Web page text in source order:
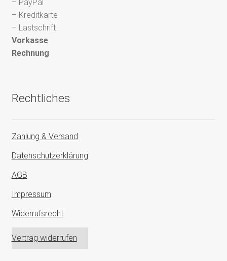
– PayPal
– Kreditkarte
– Lastschrift
Vorkasse
Rechnung
Rechtliches
Zahlung & Versand
Datenschutzerklärung
AGB
Impressum
Widerrufsrecht
Vertrag widerrufen